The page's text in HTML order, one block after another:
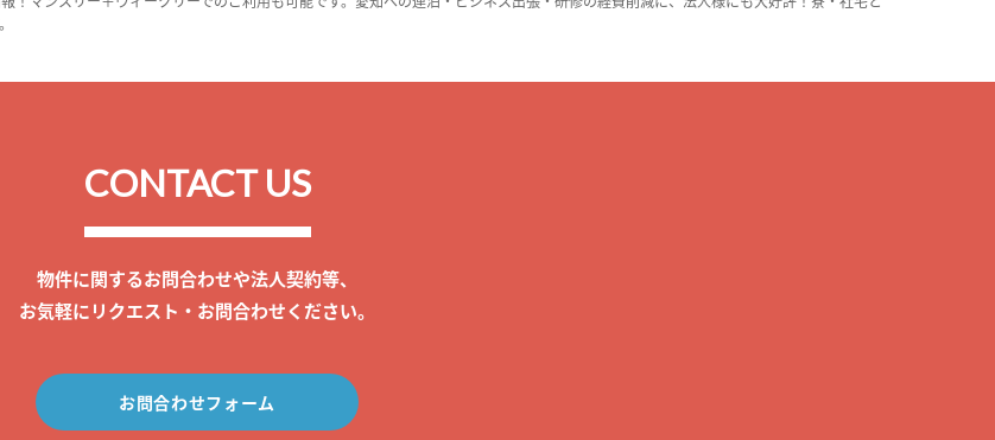
CONTACT US
物件に関するお問合わせや法人契約等、
お気軽にリクエスト・お問合わせください。
お問合わせフォーム